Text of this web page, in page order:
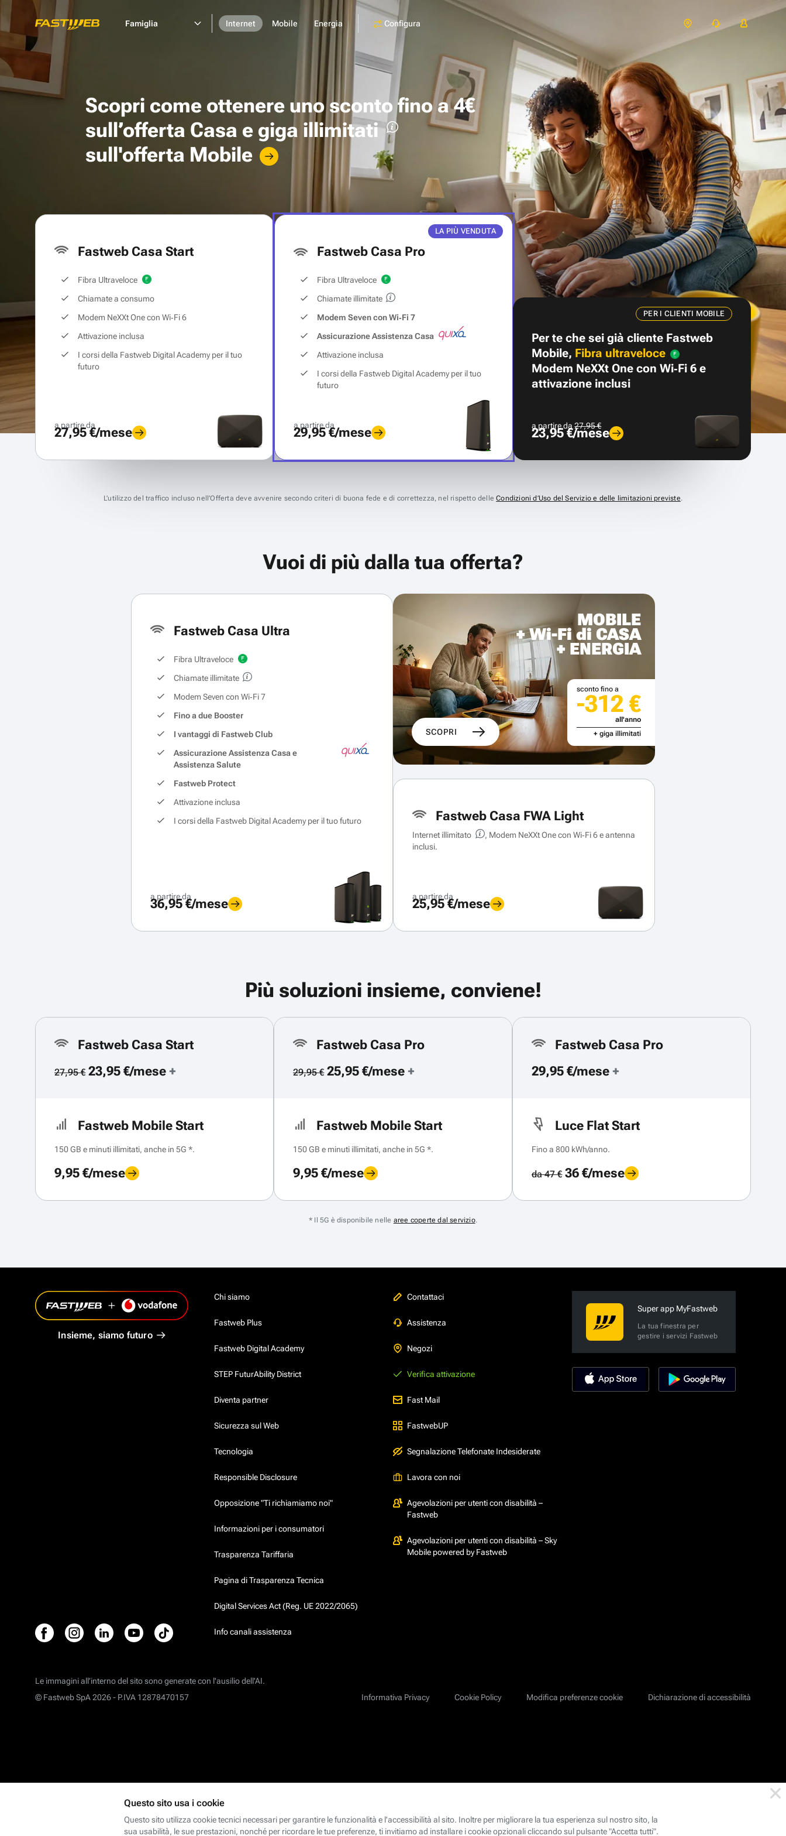
Famiglia Internet Mobile Energia Configura
Scopri come ottenere unosconto fino a 4€
sull’offerta Casa e giga illimitati
sull'offerta Mobile
Fastweb Casa Start
Fibra Ultraveloce
Chiamate a consumo
Modem NeXXt One con Wi‑Fi 6
Attivazione inclusa
I corsi della Fastweb Digital Academy per il tuo
futuro
a partire da
27,95 €/mese
LA PIÙ VENDUTA
Fastweb Casa Pro
Fibra Ultraveloce
Chiamate illimitate
Modem Seven con Wi‑Fi 7
Assicurazione Assistenza Casa
Attivazione inclusa
I corsi della Fastweb Digital Academy per il tuo
futuro
a partire da
29,95 €/mese
PER I CLIENTI MOBILE
Per te che sei già cliente Fastweb
Mobile, Fibra ultraveloce
Modem NeXXt One con Wi‑Fi 6 e
attivazione inclusi
a partire da27,95 €
23,95 €/mese
L’utilizzo del traffico incluso nell’Offerta deve avvenire secondo criteri di buona fede e di correttezza, nel rispetto delleCondizioni d’Uso del Servizio e delle limitazioni previste.
Vuoi di più dalla tua offerta?
Fastweb Casa Ultra
Fibra Ultraveloce
Chiamate illimitate
Modem Seven con Wi‑Fi 7
Fino a due Booster
I vantaggi di Fastweb Club
Assicurazione Assistenza Casa e
Assistenza Salute
Fastweb Protect
Attivazione inclusa
I corsi della Fastweb Digital Academy per il tuo futuro
a partire da
36,95 €/mese
MOBILE
+ Wi-Fi di CASA
+ ENERGIA
SCOPRI
sconto fino a
-312 €
all'anno
+ giga illimitati
Fastweb Casa FWA Light
Internet illimitato
, Modem NeXXt One con Wi‑Fi 6 e antenna
inclusi.
a partire da
25,95 €/mese
Più soluzioni insieme, conviene!
Fastweb Casa Start
27,95 €23,95 €/mese +
Fastweb Mobile Start
150 GB e minuti illimitati, anche in 5G *.
9,95 €/mese
Fastweb Casa Pro
29,95 €25,95 €/mese +
Fastweb Mobile Start
150 GB e minuti illimitati, anche in 5G *.
9,95 €/mese
Fastweb Casa Pro
29,95 €/mese +
Luce Flat Start
Fino a 800 kWh/anno.
da 47 €36 €/mese
* Il 5G è disponibile nelle aree coperte dal servizio.
Insieme, siamo futuro
Chi siamo
Fastweb Plus
Fastweb Digital Academy
STEP FuturAbility District
Diventa partner
Sicurezza sul Web
Tecnologia
Responsible Disclosure
Opposizione "Ti richiamiamo noi"
Informazioni per i consumatori
Trasparenza Tariffaria
Pagina di Trasparenza Tecnica
Digital Services Act (Reg. UE 2022/2065)
Info canali assistenza
Contattaci
Assistenza
Negozi
Verifica attivazione
Fast Mail
FastwebUP
Segnalazione Telefonate Indesiderate
Lavora con noi
Agevolazioni per utenti con disabilità –
Fastweb
Agevolazioni per utenti con disabilità – Sky
Mobile powered by Fastweb
Super app MyFastweb
La tua finestra per
gestire i servizi Fastweb
Le immagini all’interno del sito sono generate con l'ausilio dell'AI.
Informativa Privacy
Cookie Policy Modifica preferenze cookie Dichiarazione di accessibilità
© Fastweb SpA 2026 - P.IVA 12878470157